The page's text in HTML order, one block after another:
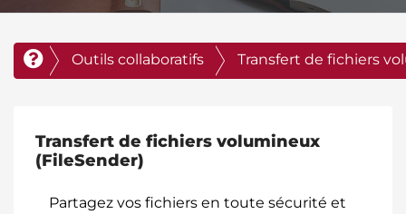
Outils collaboratifs Transfert de fichiers
Transfert de fichiers volumineux
(FileSender)
Partagez vos fichiers en toute sécurité et